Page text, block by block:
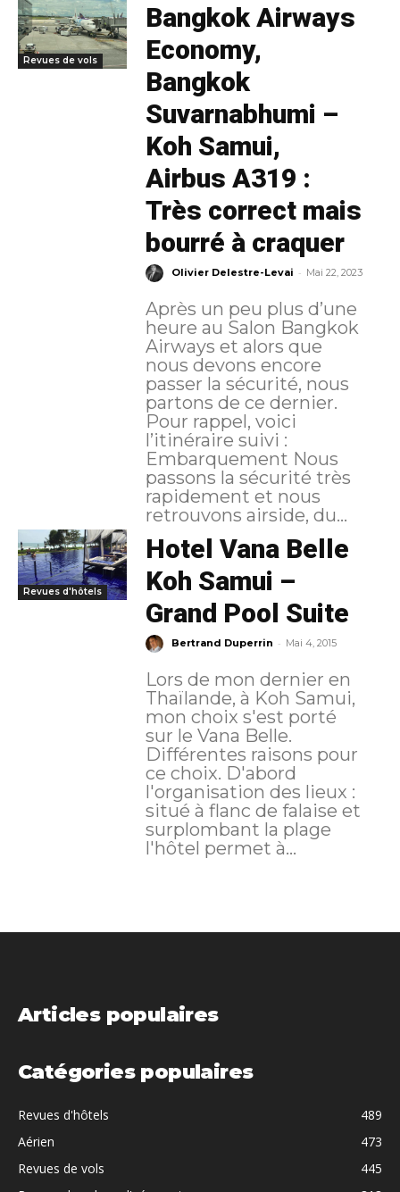
Revues de vols
Bangkok Airways
Economy,
Bangkok
Suvarnabhumi –
Koh Samui,
Airbus A319 :
Très correct mais
bourré à craquer
Olivier Delestre-Levai - Mai 22, 2023
Après un peu plus d’une
heure au Salon Bangkok
Airways et alors que
nous devons encore
passer la sécurité, nous
partons de ce dernier.
Pour rappel, voici
l’itinéraire suivi :
Embarquement Nous
passons la sécurité très
rapidement et nous
retrouvons airside, du...
Revues d'hôtels
Hotel Vana Belle
Koh Samui –
Grand Pool Suite
Bertrand Duperrin - Mai 4, 2015
Lors de mon dernier en
Thaïlande, à Koh Samui,
mon choix s'est porté
sur le Vana Belle.
Différentes raisons pour
ce choix. D'abord
l'organisation des lieux :
situé à flanc de falaise et
surplombant la plage
l'hôtel permet à...
Articles populaires
Catégories populaires
Revues d'hôtels
489
Aérien
473
Revues de vols
445